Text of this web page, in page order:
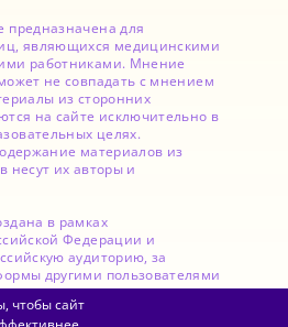
для
являющихся медицинскими
работниками. Мнение
не совпадать с мнением
из сторонних
на сайте исключительно в
целях.
материалов из
несут их авторы и
в рамках
Федерации и
аудиторию, за
другими пользователями
не несет.
чтобы сайт